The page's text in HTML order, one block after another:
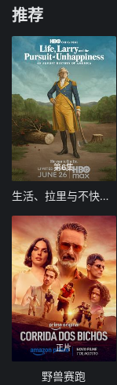
推荐
第6集
生活、拉里与不快乐的追求：一部美国史
正片
野兽赛跑